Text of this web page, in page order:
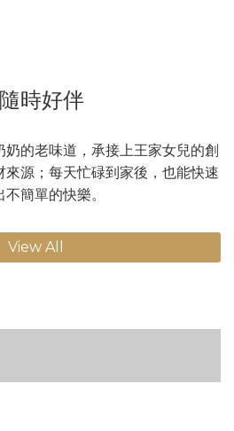
時好伴
的老味道，承接上王家女兒的創
源；每天忙碌到家後，也能快速
簡單的快樂。
View All